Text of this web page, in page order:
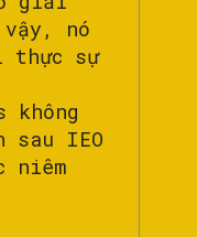
nó
thực sự
sau IEO
niêm